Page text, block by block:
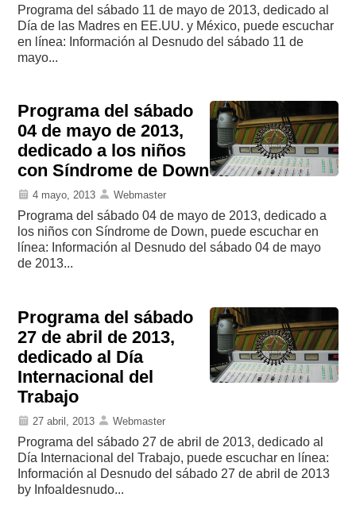
Programa del sábado 11 de mayo de 2013, dedicado al
Día de las Madres en EE.UU. y México, puede escuchar
en línea: Información al Desnudo del sábado 11 de
mayo...
Programa del sábado
04 de mayo de 2013,
dedicado a los niños
con Síndrome de Down
4 mayo, 2013 Webmaster
Programa del sábado 04 de mayo de 2013, dedicado a
los niños con Síndrome de Down, puede escuchar en
línea: Información al Desnudo del sábado 04 de mayo
de 2013...
Programa del sábado
27 de abril de 2013,
dedicado al Día
Internacional del
Trabajo
27 abril, 2013 Webmaster
Programa del sábado 27 de abril de 2013, dedicado al
Día Internacional del Trabajo, puede escuchar en línea:
Información al Desnudo del sábado 27 de abril de 2013
by Infoaldesnudo...